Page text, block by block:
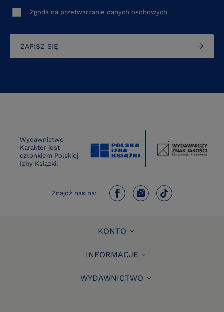
Zgoda na przetwarzanie danych osobowych
ZAPISZ SIĘ
Wydawnictwo
Karakter jest
członkiem Polskiej
Izby Ksiązki:
Znajdź nas na:
KONTO
INFORMACJE
WYDAWNICTWO